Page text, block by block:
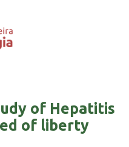
of Hepatitis
of liberty